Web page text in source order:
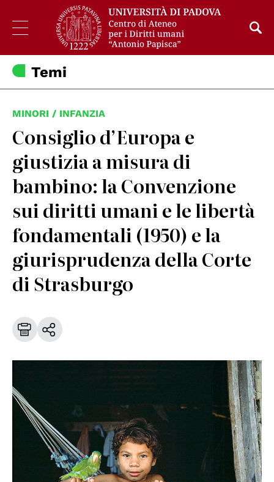
Temi
MINORI / INFANZIA
Consiglio d’Europa e
giustizia a misura di
bambino: la Convenzione
sui diritti umani e le libertà
fondamentali (1950) e la
giurisprudenza della Corte
di Strasburgo